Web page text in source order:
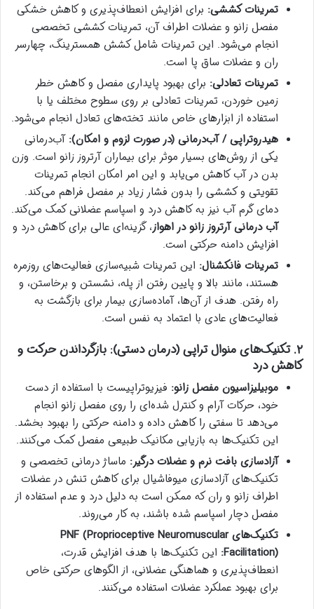
تمرینات کششی: برای افزایش انعطاف‌پذیری و کاهش خشکی
مفصل زانو و عضلات اطراف آن، تمرینات کششی تخصصی
انجام می‌شود. این تمرینات شامل کشش همسترینگ، چهارسر
ران و عضلات ساق پا است.
تمرینات تعادلی: برای بهبود پایداری مفصل و کاهش خطر
زمین خوردن، تمرینات تعادلی بر روی سطوح مختلف یا با
استفاده از ابزارهای خاص مانند تخته‌های تعادل انجام می‌شود.
هیدروتراپی / آب‌درمانی (در صورت لزوم و امکان): آب‌درمانی
یکی از روش‌های بسیار موثر برای بیماران آرتروز زانو است. وزن
بدن در آب کاهش می‌یابد و این امر امکان انجام تمرینات
تقویتی و کششی را بدون فشار زیاد بر مفصل فراهم می‌کند.
دمای گرم آب نیز به کاهش درد و اسپاسم عضلانی کمک می‌کند.
آب درمانی آرتروز زانو در اهواز، گزینه‌ای عالی برای کاهش درد و
افزایش دامنه حرکتی است.
تمرینات فانکشنال: این تمرینات شبیه‌سازی فعالیت‌های روزمره
هستند، مانند بالا و پایین رفتن از پله، نشستن و برخاستن، و
راه رفتن. هدف از آن‌ها، آماده‌سازی بیمار برای بازگشت به
فعالیت‌های عادی با اعتماد به نفس است.
۲. تکنیک‌های منوال تراپی (درمان دستی): بازگرداندن حرکت و
کاهش درد
موبیلیزاسیون مفصل زانو: فیزیوتراپیست با استفاده از دست
خود، حرکات آرام و کنترل شده‌ای را روی مفصل زانو انجام
می‌دهد تا سفتی را کاهش داده و دامنه حرکتی را بهبود بخشد.
این تکنیک‌ها به بازیابی مکانیک طبیعی مفصل کمک می‌کنند.
آزادسازی بافت نرم و عضلات درگیر: ماساژ درمانی تخصصی و
تکنیک‌های آزادسازی میوفاشیال برای کاهش تنش در عضلات
اطراف زانو و ران که ممکن است به دلیل درد و عدم استفاده از
مفصل دچار اسپاسم شده باشند، به کار می‌روند.
تکنیک‌های PNF (Proprioceptive Neuromuscular
Facilitation): این تکنیک‌ها با هدف افزایش قدرت،
انعطاف‌پذیری و هماهنگی عضلانی، از الگوهای حرکتی خاص
برای بهبود عملکرد عضلات استفاده می‌کنند.